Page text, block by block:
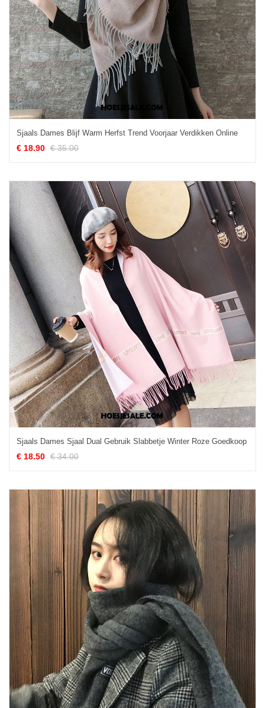
Sjaals Dames Blijf Warm Herfst Trend Voorjaar Verdikken Online
€ 18.90 € 35.00
Sjaals Dames Sjaal Dual Gebruik Slabbetje Winter Roze Goedkoop
€ 18.50 € 34.00